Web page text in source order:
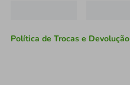
Política de Trocas e Devolução